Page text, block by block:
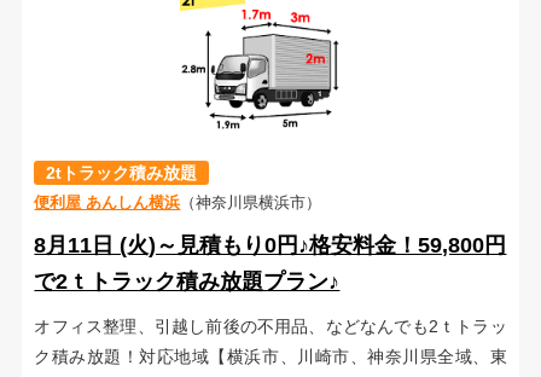
2tトラック積み放題
便利屋 あんしん横浜 （神奈川県横浜市）
8月11日 (火)～見積もり0円♪格安料金！59,800円
で2ｔトラック積み放題プラン♪
オフィス整理、引越し前後の不用品、などなんでも2ｔトラッ
ク積み放題！対応地域【横浜市、川崎市、神奈川県全域、東